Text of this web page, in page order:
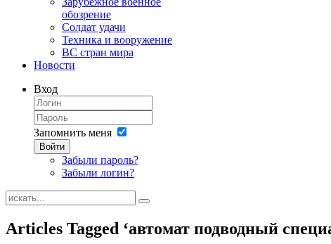
обозрение
Солдат удачи
Техника и вооружение
ВС стран мира
Новости
Вход
Запомнить меня
Войти
Забыли пароль?
Забыли логин?
Articles Tagged ‘автомат подводный